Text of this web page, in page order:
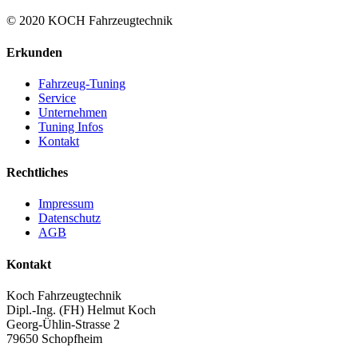
© 2020 KOCH Fahrzeugtechnik
Erkunden
Fahrzeug-Tuning
Service
Unternehmen
Tuning Infos
Kontakt
Rechtliches
Impressum
Datenschutz
AGB
Kontakt
Koch Fahrzeugtechnik
Dipl.-Ing. (FH) Helmut Koch
Georg-Ühlin-Strasse 2
79650 Schopfheim